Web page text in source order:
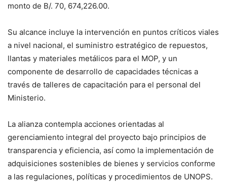
monto de B/. 70, 674,226.00.
Su alcance incluye la intervención en puntos críticos viales
a nivel nacional, el suministro estratégico de repuestos,
llantas y materiales metálicos para el MOP, y un
componente de desarrollo de capacidades técnicas a
través de talleres de capacitación para el personal del
Ministerio.
La alianza contempla acciones orientadas al
gerenciamiento integral del proyecto bajo principios de
transparencia y eficiencia, así como la implementación de
adquisiciones sostenibles de bienes y servicios conforme
a las regulaciones, políticas y procedimientos de UNOPS.